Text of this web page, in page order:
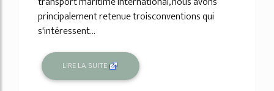
principalement retenue troisconventions qui
s'intéressent...
LIRE LA SUITE